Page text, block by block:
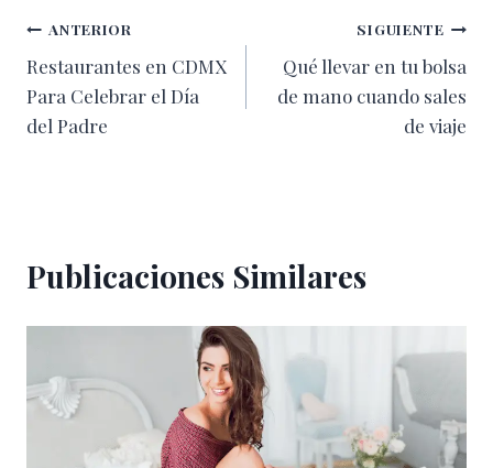
Navegación
de
entradas
ANTERIOR
Restaurantes en CDMX
Para Celebrar el Día
del Padre
SIGUIENTE
Qué llevar en tu bolsa
de mano cuando sales
de viaje
Publicaciones Similares